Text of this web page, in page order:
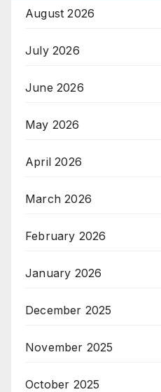
August 2026
July 2026
June 2026
May 2026
April 2026
March 2026
February 2026
January 2026
December 2025
November 2025
October 2025